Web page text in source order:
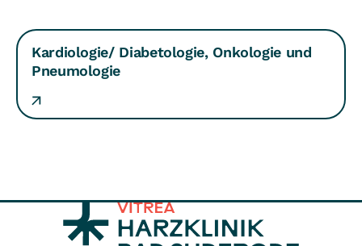
Kardiologie/ Diabetologie, Onkologie und
Pneumologie